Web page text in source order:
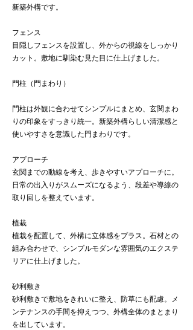
新築外構です。
フェンス
目隠しフェンスを設置し、外からの視線をしっかり
カット。敷地に馴染む見た目に仕上げました。
門柱（門まわり）
門柱は外観に合わせてシンプルにまとめ、玄関まわ
りの印象をすっきり統一。新築外構らしい清潔感と
使いやすさを意識した門まわりです。
アプローチ
玄関までの動線を考え、歩きやすいアプローチに。
日常の出入りがスムーズになるよう、段差や導線の
取り回しを整えています。
植栽
植栽を配置して、外構に立体感をプラス。石材との
組み合わせで、シンプルモダンな雰囲気のエクステ
リアに仕上げました。
砂利敷き
砂利敷きで敷地をきれいに整え、防草にも配慮。メ
ンテナンスの手間を抑えつつ、外構全体のまとまり
を出しています。